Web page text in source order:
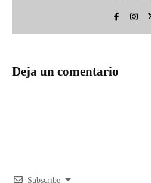
Deja un comentario
Subscribe